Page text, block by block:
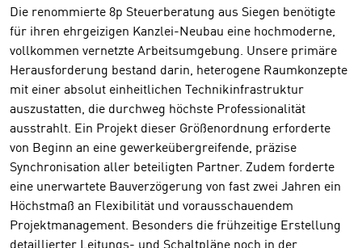
Die renommierte 8p Steuerberatung aus Siegen benötigte
für ihren ehrgeizigen Kanzlei-Neubau eine hochmoderne,
vollkommen vernetzte Arbeitsumgebung. Unsere primäre
Herausforderung bestand darin, heterogene Raumkonzepte
mit einer absolut einheitlichen Technikinfrastruktur
auszustatten, die durchweg höchste Professionalität
ausstrahlt. Ein Projekt dieser Größenordnung erforderte
von Beginn an eine gewerkeübergreifende, präzise
Synchronisation aller beteiligten Partner. Zudem forderte
eine unerwartete Bauverzögerung von fast zwei Jahren ein
Höchstmaß an Flexibilität und vorausschauendem
Projektmanagement. Besonders die frühzeitige Erstellung
detaillierter Leitungs- und Schaltpläne noch in der